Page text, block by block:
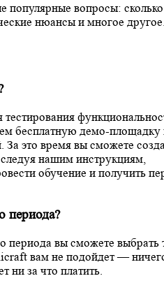
популярные вопросы: сколько
нюансы и многое
бесплатную демо-площадку
За это время вы сможете
нашим инструкциям,
обучение и получить
периода?
периода вы сможете выбрать
вам не подойдет —
ни за что платить.